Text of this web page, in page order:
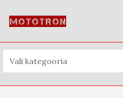
t
s